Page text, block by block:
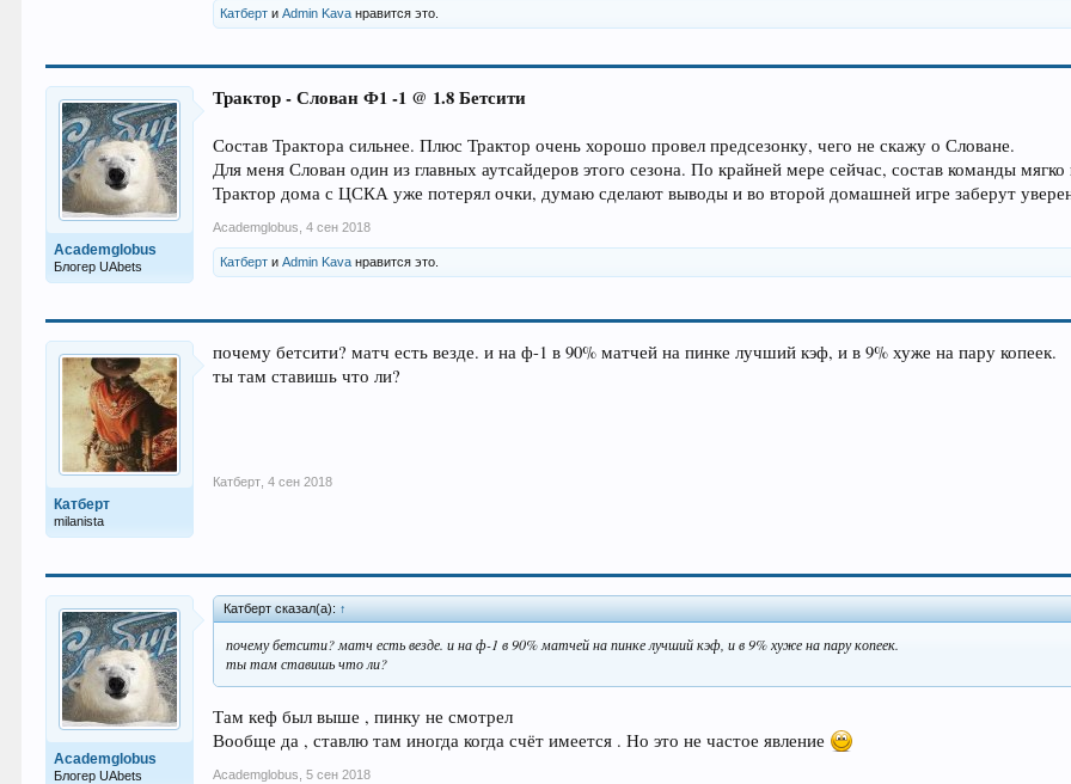
Катберт иAdmin Kava нравится это.
Academglobus
Блогер UAbets
Трактор - Слован Ф1 -1 @ 1.8 Бетсити
Состав Трактора сильнее. Плюс Трактор очень хорошо провел предсезонку, чего не скажу о Словане.
Для меня Слован один из главных аутсайдеров этого сезона. По крайней мере сейчас, состав команды мягко
Трактор дома с ЦСКА уже потерял очки, думаю сделают выводы и во второй домашней игре заберут
Academglobus 4 сен 2018
Катберт иAdmin Kava нравится это.
Катберт
milanista
почему бетсити? матч есть везде. и на ф-1 в 90% матчей на пинке лучший кэф, и в 9% хуже на пару копеек.
ты там ставишь что ли?
Катберт 4 сен 2018
Academglobus
Блогер UAbets
Катберт сказал(а): ↑
почему бетсити? матч есть везде. и на ф-1 в 90% матчей на пинке лучший кэф, и в 9% хуже на пару копеек.
ты там ставишь что ли?
Там кеф был выше , пинку не смотрел
Вообще да , ставлю там иногда когда счёт имеется . Но это не частое явление
Academglobus 5 сен 2018